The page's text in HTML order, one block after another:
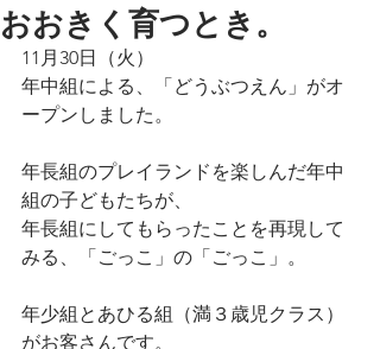
おおきく育つとき。
11月30日（火）
年中組による、「どうぶつえん」がオ
ープンしました。
年長組のプレイランドを楽しんだ年中
組の子どもたちが、
年長組にしてもらったことを再現して
みる、「ごっこ」の「ごっこ」。
年少組とあひる組（満３歳児クラス）
がお客さんです。